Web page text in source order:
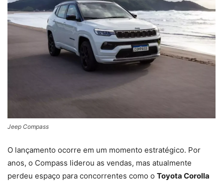
Jeep Compass
O lançamento ocorre em um momento estratégico. Por
anos, o Compass liderou as vendas, mas atualmente
perdeu espaço para concorrentes como o Toyota Corolla